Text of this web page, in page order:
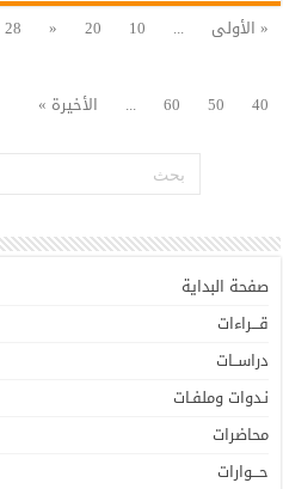
« الأولى ...
10
20
«
28
40
50
60
... الأخيرة »
صفحة البداية
قـــراءات
دراســات
نـدوات وملفـات
محاضرات
حـــوارات